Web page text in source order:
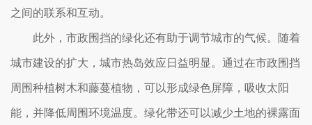
之间的联系和互动。
此外，市政围挡的绿化还有助于调节城市的气候。随着
城市建设的扩大，城市热岛效应日益明显。通过在市政围挡
周围种植树木和藤蔓植物，可以形成绿色屏障，吸收太阳
能，并降低周围环境温度。绿化带还可以减少土地的裸露面